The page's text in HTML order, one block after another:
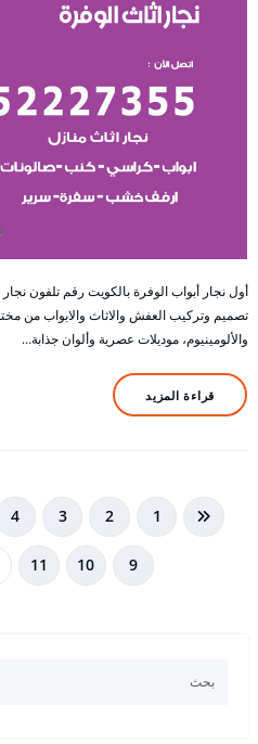
أول نجار أبواب الوفرة بالكويت رقم تلفون
تصميم وتركيب العفش والاثاث والابواب من
والألومينيوم، موديلات عصرية وألوان جذابة…
قراءة المزيد
تعدد
1
2
3
4
9
10
11